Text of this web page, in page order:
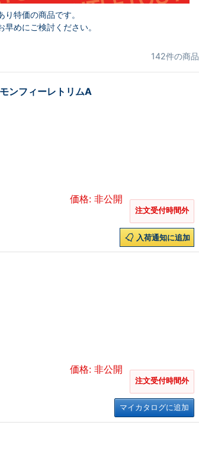
特価の商品です。
めにご検討ください。
142件の商品
ンフィーレトリムA
価格: 非公開
注文受付時間外
入荷通知に追加
価格: 非公開
注文受付時間外
マイカタログに追加